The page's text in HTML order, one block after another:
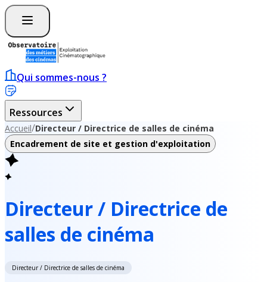
Qui sommes-nous ?
Ressources
Accueil/Directeur / Directrice de salles de cinéma
Encadrement de site et gestion d'exploitation
Directeur / Directrice de
salles de cinéma
Directeur / Directrice de salles de cinéma